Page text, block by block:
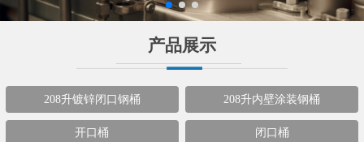
产品展示
208升镀锌闭口钢桶 208升内壁涂装钢桶
开口桶 闭口桶